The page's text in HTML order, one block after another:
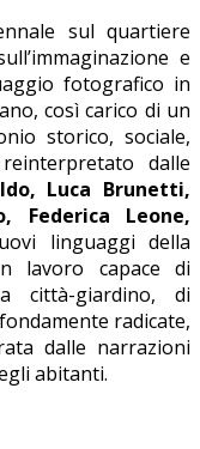
sul quartiere
e
fotografico in
così carico di un
storico, sociale,
dalle
Luca Brunetti,
Federica Leone,
linguaggi della
lavoro capace di
città-giardino, di
radicate,
dalle narrazioni
abitanti.